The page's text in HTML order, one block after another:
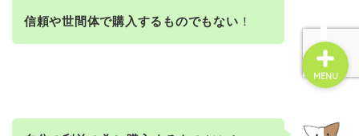
信頼や世間体で購入するものでもない ！
MENU